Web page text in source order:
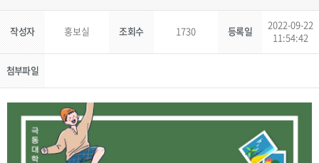
작성자 홍보실 조회수 1730 등록일
2022-09-22
11:54:42
첨부파일